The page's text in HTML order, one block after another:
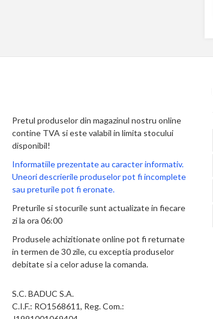
Pretul produselor din magazinul nostru online
contine TVA si este valabil in limita stocului
disponibil!
Informatiile prezentate au caracter informativ.
Uneori descrierile produselor pot fi incomplete
sau preturile pot fi eronate.
Preturile si stocurile sunt actualizate in fiecare
zi la ora 06:00
Produsele achizitionate online pot fi returnate
in termen de 30 zile, cu exceptia produselor
debitate si a celor aduse la comanda.
S.C. BADUC S.A.
C.I.F.: RO1568611, Reg. Com.: